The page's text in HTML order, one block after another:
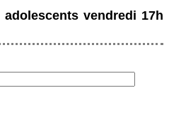
vendredi 17h